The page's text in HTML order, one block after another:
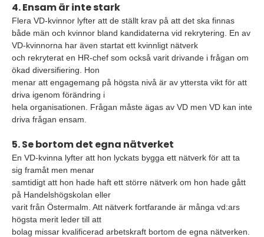
4. Ensam är inte stark
Flera VD-kvinnor lyfter att de ställt krav på att det ska finnas
både män och kvinnor bland kandidaterna vid rekrytering. En av
VD-kvinnorna har även startat ett kvinnligt nätverk
och rekryterat en HR-chef som också varit drivande i frågan om
ökad diversifiering. Hon
menar att engagemang på högsta nivå är av yttersta vikt för att
driva igenom förändring i
hela organisationen. Frågan måste ägas av VD men VD kan inte
driva frågan ensam.
5. Se bortom det egna nätverket
En VD-kvinna lyfter att hon lyckats bygga ett nätverk för att ta
sig framåt men menar
samtidigt att hon hade haft ett större nätverk om hon hade gått
på Handelshögskolan eller
varit från Östermalm. Att nätverk fortfarande är många vd:ars
högsta merit leder till att
bolag missar kvalificerad arbetskraft bortom de egna nätverken.